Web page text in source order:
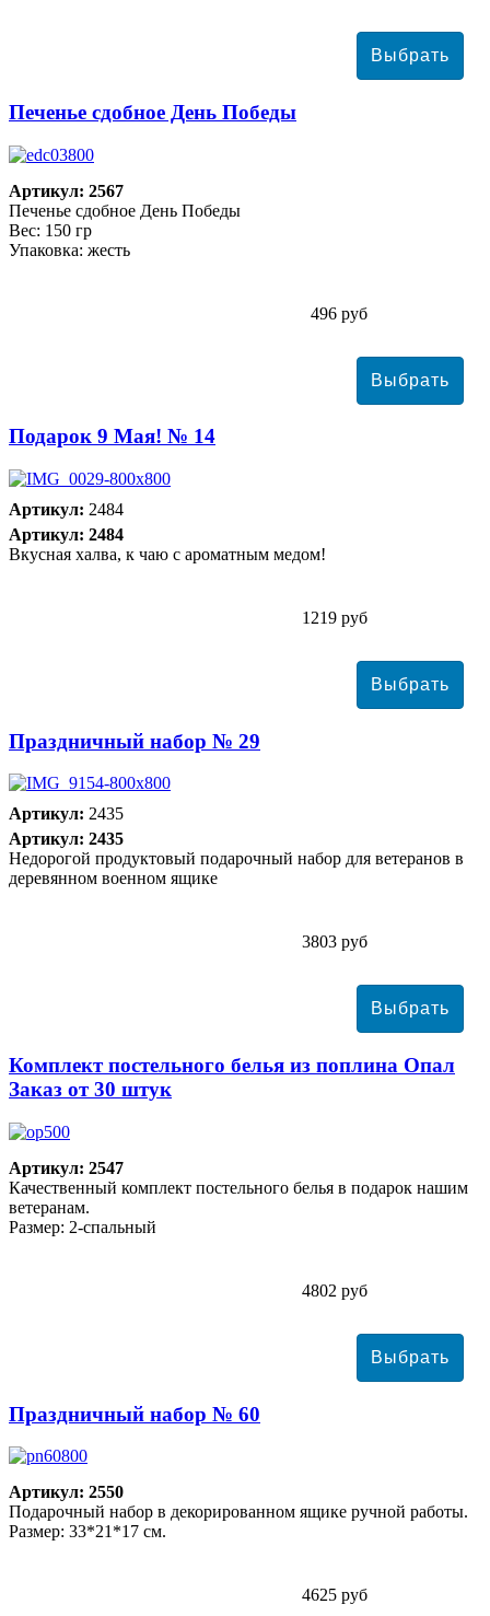
Печенье сдобное День Победы
Артикул: 2567
Печенье сдобное День Победы
Вес: 150 гр
Упаковка: жесть
496 руб
Подарок 9 Мая! № 14
Артикул: 2484
Артикул: 2484
Вкусная халва, к чаю с ароматным медом!
1219 руб
Праздничный набор № 29
Артикул: 2435
Артикул: 2435
Недорогой продуктовый подарочный набор для ветеранов в
деревянном военном ящике
3803 руб
Комплект постельного белья из поплина Опал
Заказ от 30 штук
Артикул: 2547
Качественный комплект постельного белья в подарок нашим
ветеранам.
Размер: 2-спальный
4802 руб
Праздничный набор № 60
Артикул: 2550
Подарочный набор в декорированном ящике ручной работы.
Размер: 33*21*17 см.
4625 руб